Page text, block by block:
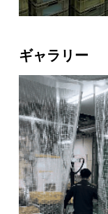
ギャラリー